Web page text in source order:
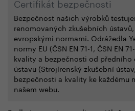
Bezpečnost našich výrobků
renomovaných zkušebních
evropskými normami. Odrážedla
normy EU (ČSN EN 71-1, ČSN EN
kvality a bezpečnosti od předního
ústavu (Strojírenský zkušební
bezpečnosti a kvality ke každému
našem webu.